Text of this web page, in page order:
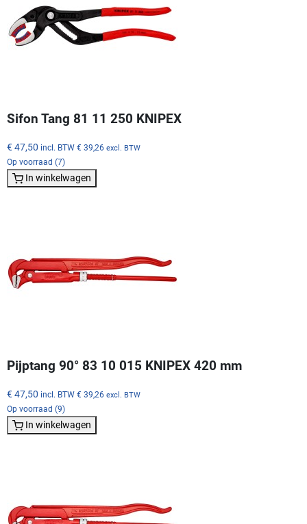
Sifon Tang 81 11 250 KNIPEX
€ 47,50 incl. BTW € 39,26 excl. BTW
Op voorraad (7)
In winkelwagen
Pijptang 90° 83 10 015 KNIPEX 420 mm
€ 47,50 incl. BTW € 39,26 excl. BTW
Op voorraad (9)
In winkelwagen